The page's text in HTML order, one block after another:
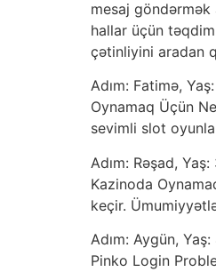
mesaj göndərmək
hallar üçün
çətinliyini aradan
Adım: Fatimə,
Oynamaq Üçün
sevimli slot
Adım: Rəşad,
Kazinoda
keçir.
Adım: Aygün,
Pinko Login